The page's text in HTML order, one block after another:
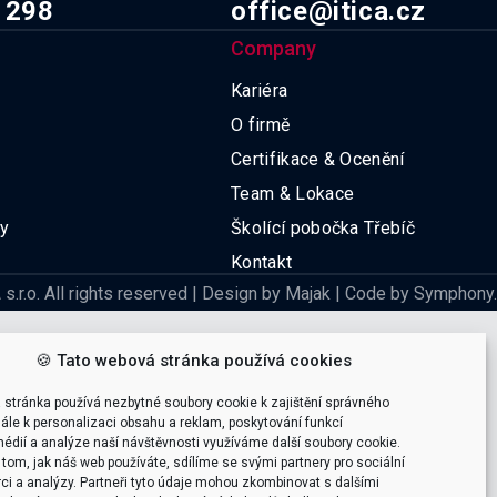
🍪 Tato webová stránka používá cookies
stránka používá nezbytné soubory cookie k zajištění správného
k personalizaci obsahu a reklam, poskytování funkcí
a analýze naší návštěvnosti využíváme další soubory cookie.
tom, jak náš web používáte, sdílíme se svými partnery pro sociální
a analýzy. Partneři tyto údaje mohou zkombinovat s dalšími
office@itica.cz
Company
Kariéra
O firmě
Certifikace & Ocenění
Team & Lokace
Školící pobočka Třebíč
Kontakt
All rights reserved | Design by Majak | Code by Symphony.